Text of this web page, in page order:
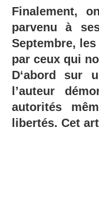
Finalement,
parvenu à
Septembre,
par ceux qui
D‘abord sur
l’auteur
autorités
libertés. Cet